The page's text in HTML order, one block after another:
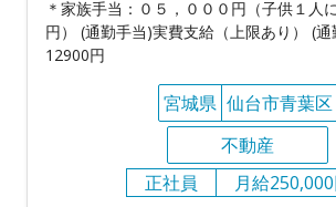
＊家族手当：０５，０００円（子供１人
円） (通勤手当)実費支給（上限あり） (
12900円
宮城県 仙台市青葉区
不動産
正社員
月給